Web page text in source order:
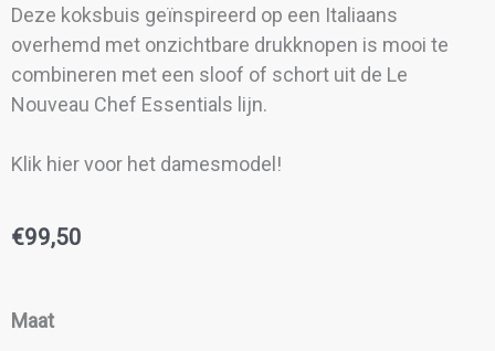
Deze koksbuis geïnspireerd op een Italiaans
overhemd met onzichtbare drukknopen is mooi te
combineren met een sloof of schort uit de Le
Nouveau Chef Essentials lijn.
Klik hier voor het damesmodel!
€99,50
Maat
Alain